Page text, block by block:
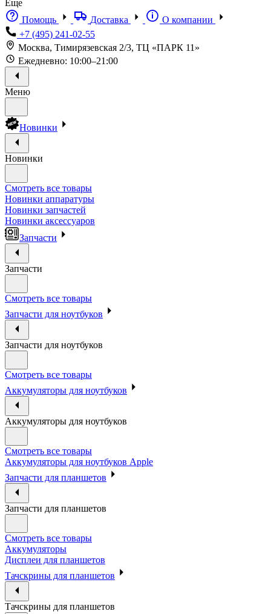
Еще
Помощь
Доставка
О компании
+7 (495) 241-02-55
Москва, Тимирязевская 2/3, ТЦ «ПАРК 11»
Ежедневно: 10:00–21:00
Меню
Новинки
Новинки
Смотреть все товары
Новинки аппаратуры
Новинки запчастей
Новинки аксессуаров
Запчасти
Запчасти
Смотреть все товары
Запчасти для ноутбуков
Запчасти для ноутбуков
Смотреть все товары
Аккумуляторы для ноутбуков
Аккумуляторы для ноутбуков
Смотреть все товары
Аккумуляторы для ноутбуков Apple
Запчасти для планшетов
Запчасти для планшетов
Смотреть все товары
Аккумуляторы
Дисплеи для планшетов
Тачскрины для планшетов
Тачскрины для планшетов